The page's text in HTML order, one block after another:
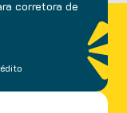
corretora de